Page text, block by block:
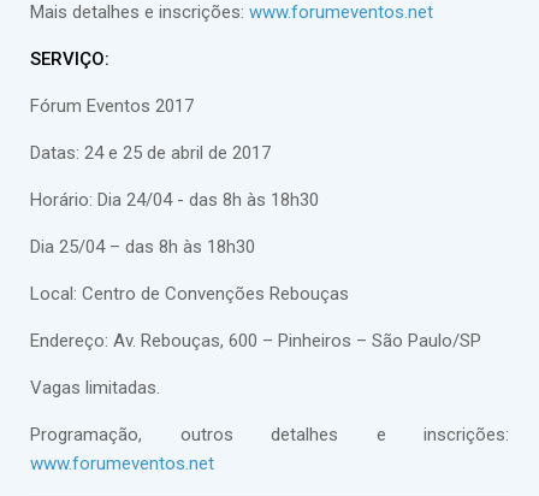
Mais detalhes e inscrições: www.forumeventos.net
SERVIÇO:
Fórum Eventos 2017
Datas: 24 e 25 de abril de 2017
Horário: Dia 24/04 - das 8h às 18h30
Dia 25/04 – das 8h às 18h30
Local: Centro de Convenções Rebouças
Endereço: Av. Rebouças, 600 – Pinheiros – São Paulo/SP
Vagas limitadas.
Programação, outros detalhes e inscrições:
www.forumeventos.net